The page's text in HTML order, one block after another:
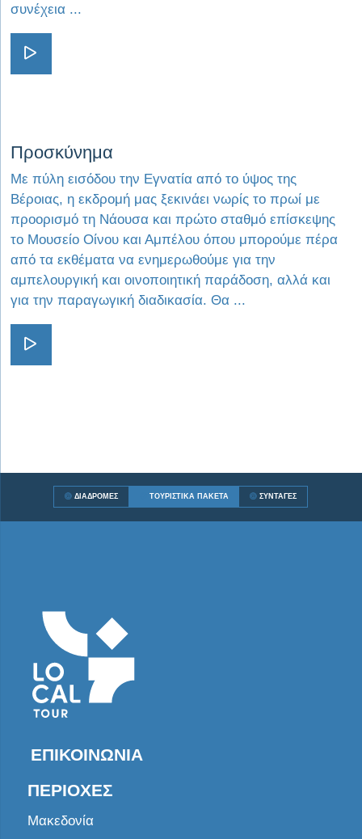
συνέχεια ...
Visit Στου Βασιλιά τους Τόπους
Προσκύνημα
Με πύλη εισόδου την Εγνατία από το ύψος της
Βέροιας, η εκδρομή μας ξεκινάει νωρίς το πρωί με
προορισμό τη Νάουσα και πρώτο σταθμό επίσκεψης
το Μουσείο Οίνου και Αμπέλου όπου μπορούμε πέρα
από τα εκθέματα να ενημερωθούμε για την
αμπελουργική και οινοποιητική παράδοση, αλλά και
για την παραγωγική διαδικασία. Θα ...
Visit Προσκύνημα
ΔΙΑΔΡΟΜΈΣ ΤΟΥΡΙΣΤΙΚΆ ΠΑΚΈΤΑ ΣΥΝΤΑΓΈΣ
ΕΠΙΚΟΙΝΩΝΊΑ
ΠΕΡΙΟΧΈΣ
Μακεδονία